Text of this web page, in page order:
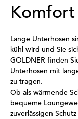
Lange Unterhosen
kühl wird und Sie
GOLDNER finden
Unterhosen mit
zu tragen.
Ob als wärmende
bequeme
zuverlässigen